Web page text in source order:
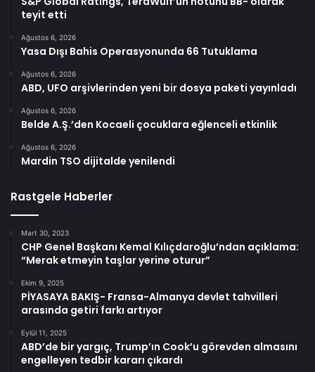
teyit etti
Ağustos 6, 2026
Yasa Dışı Bahis Operasyonunda 66 Tutuklama
Ağustos 6, 2026
ABD, UFO arşivlerinden yeni bir dosya paketi yayınladı
Ağustos 6, 2026
Belde A.Ş.’den Kocaeli çocuklara eğlenceli etkinlik
Ağustos 6, 2026
Mardin TSO dijitalde yenilendi
Rastgele Haberler
Mart 30, 2023
CHP Genel Başkanı Kemal Kılıçdaroğlu’ndan açıklama:
“Merak etmeyin taşlar yerine oturur”
Ekim 9, 2025
PİYASAYA BAKIŞ- Fransa-Almanya devlet tahvilleri
arasında getiri farkı artıyor
Eylül 11, 2025
ABD’de bir yargıç, Trump’ın Cook’u görevden almasını
engelleyen tedbir kararı çıkardı